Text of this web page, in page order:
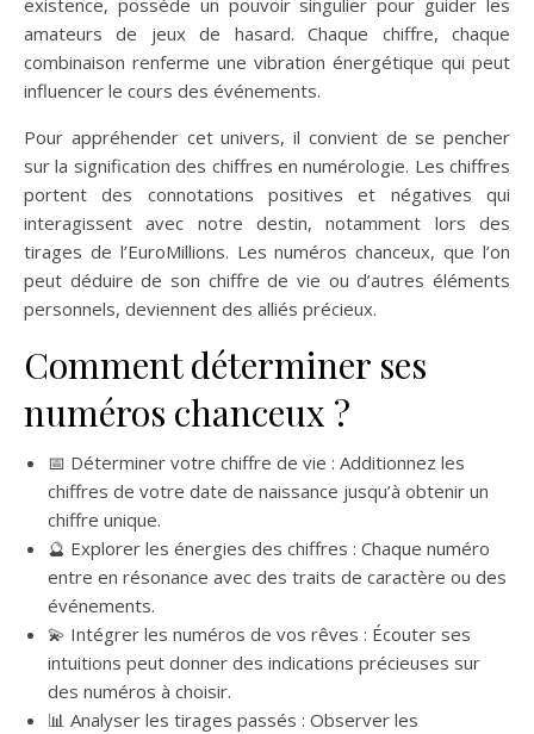
existence, possède un pouvoir singulier pour guider les
amateurs de jeux de hasard. Chaque chiffre, chaque
combinaison renferme une vibration énergétique qui peut
influencer le cours des événements.
Pour appréhender cet univers, il convient de se pencher
sur la signification des chiffres en numérologie. Les chiffres
portent des connotations positives et négatives qui
interagissent avec notre destin, notamment lors des
tirages de l’EuroMillions. Les numéros chanceux, que l’on
peut déduire de son chiffre de vie ou d’autres éléments
personnels, deviennent des alliés précieux.
Comment déterminer ses
numéros chanceux ?
📅 Déterminer votre chiffre de vie : Additionnez les
chiffres de votre date de naissance jusqu’à obtenir un
chiffre unique.
🔮 Explorer les énergies des chiffres : Chaque numéro
entre en résonance avec des traits de caractère ou des
événements.
💫 Intégrer les numéros de vos rêves : Écouter ses
intuitions peut donner des indications précieuses sur
des numéros à choisir.
📊 Analyser les tirages passés : Observer les